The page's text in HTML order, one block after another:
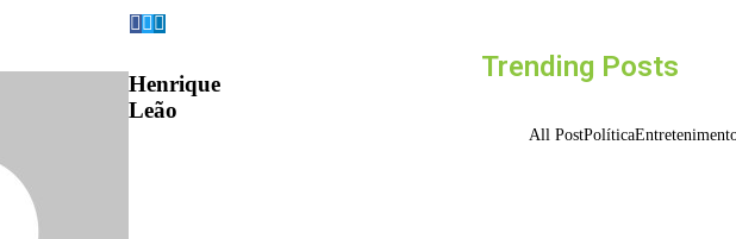
Henrique
Leão
Trending Posts
All PostPolítica